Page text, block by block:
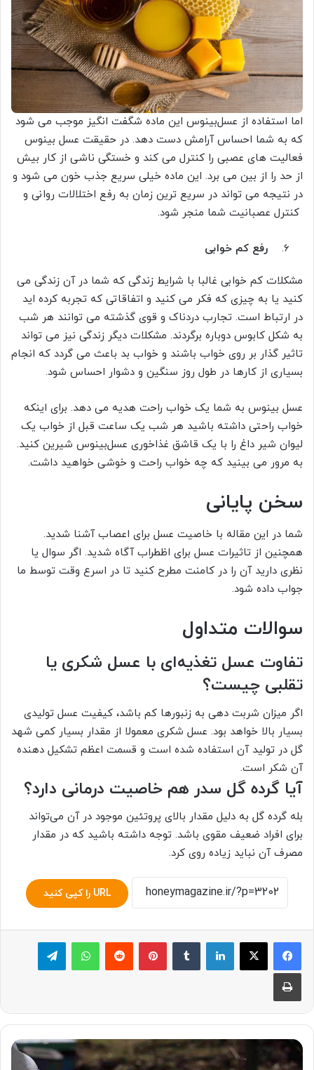
اما استفاده از عسل‌بینوس این ماده شگفت انگیز موجب می شود
که به شما احساس آرامش دست دهد. در حقیقت عسل بینوس
فعالیت های عصبی را کنترل می کند و خستگی ناشی از کار بیش
از حد را از بین می برد. این ماده خیلی سریع جذب خون می شود و
در نتیجه می تواند در سریع ترین زمان به رفع اختلالات روانی و
کنترل عصبانیت شما منجر شود.
رفع کم خوابی
مشکلات کم خوابی غالبا با شرایط زندگی که شما در آن زندگی می
کنید یا به چیزی که فکر می کنید و اتفاقاتی که تجربه کرده اید
در ارتباط است. تجارب دردناک و قوی گذشته می توانند هر شب
به شکل کابوس دوباره برگردند. مشکلات دیگر زندگی نیز می تواند
تاثیر گذار بر روی خواب باشند و خواب بد باعث می گردد که انجام
بسیاری از کارها در طول روز سنگین و دشوار احساس شود.
عسل بینوس به شما یک خواب راحت هدیه می دهد. برای اینکه
خواب راحتی داشته باشید هر شب یک ساعت قبل از خواب یک
لیوان شیر داغ را با یک قاشق غذاخوری عسل‎‌‌بینوس شیرین کنید.
به مرور می بینید که چه خواب راحت و خوشی خواهید داشت.
سخن پایانی
شما در این مقاله با خاصیت عسل برای اعصاب آشنا شدید.
همچنین از تاثیرات عسل برای اظطراب آگاه شدید. اگر سوال یا
نظری دارید آن را در کامنت مطرح کنید تا در اسرع وقت توسط ما
جواب داده شود.
سوالات متداول
تفاوت عسل تغذیه‌ای با عسل شکری یا
تقلبی چیست؟
اگر میزان شربت دهی به زنبورها کم باشد، کیفیت عسل تولیدی
بسیار بالا خواهد بود. عسل شکری معمولا از مقدار بسیار کمی شهد
گل در تولید آن استفاده شده است و قسمت اعظم تشکیل دهنده
آن شکر است.
آیا گرده گل سدر هم خاصیت درمانی دارد؟
بله گرده گل به دلیل مقدار بالای پروتئین موجود در آن می‌تواند
برای افراد ضعیف مقوی باشد. توجه داشته باشید که در مقدار
مصرف آن نباید زیاده روی کرد.
URL را کپی کنید
لینکدین ‫تامبلر پینترست‫رددیت واتس آپ تلگرام
چاپ
طریقه
پیوند